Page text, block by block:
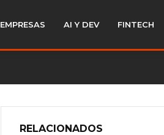
EMPRESAS AI Y DEV FINTECH
RELACIONADOS